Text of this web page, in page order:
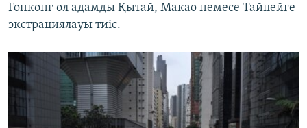
Гонконг ол адамды Қытай, Макао немесе Тайпейге
экстрациялауы тиіс.